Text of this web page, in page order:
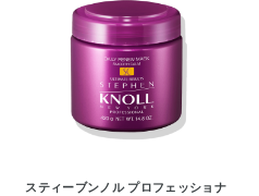
スティーブンノル プロフェッショナ